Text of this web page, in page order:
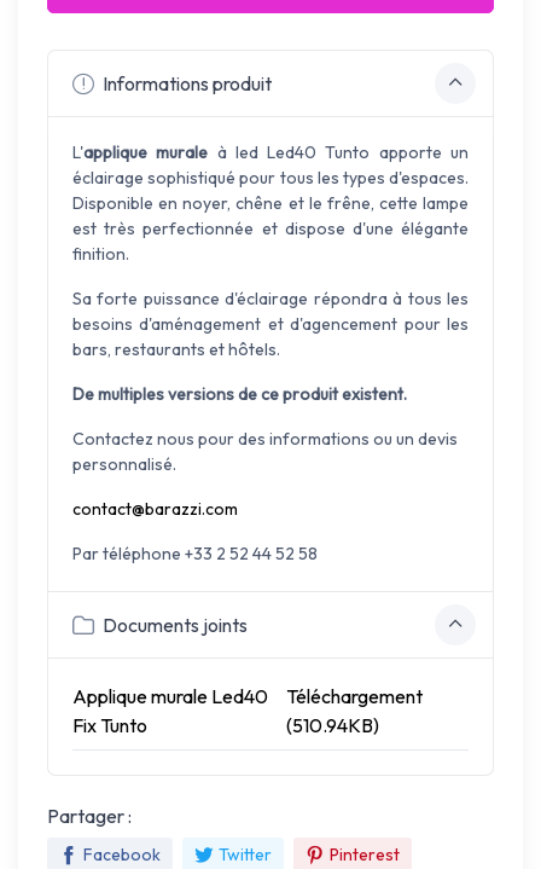
Informations produit
L'applique murale à led Led40 Tunto apporte un
éclairage sophistiqué pour tous les types d'espaces.
Disponible en noyer, chêne et le frêne, cette lampe
est très perfectionnée et dispose d'une élégante
finition.
Sa forte puissance d'éclairage répondra à tous les
besoins d'aménagement et d'agencement pour les
bars, restaurants et hôtels.
De multiples versions de ce produit existent.
Contactez nous pour des informations ou un devis
personnalisé.
contact@barazzi.com
Par téléphone +33 2 52 44 52 58
Documents joints
Applique murale Led40
Fix Tunto
Téléchargement
(510.94KB)
Partager :
Facebook Twitter Pinterest